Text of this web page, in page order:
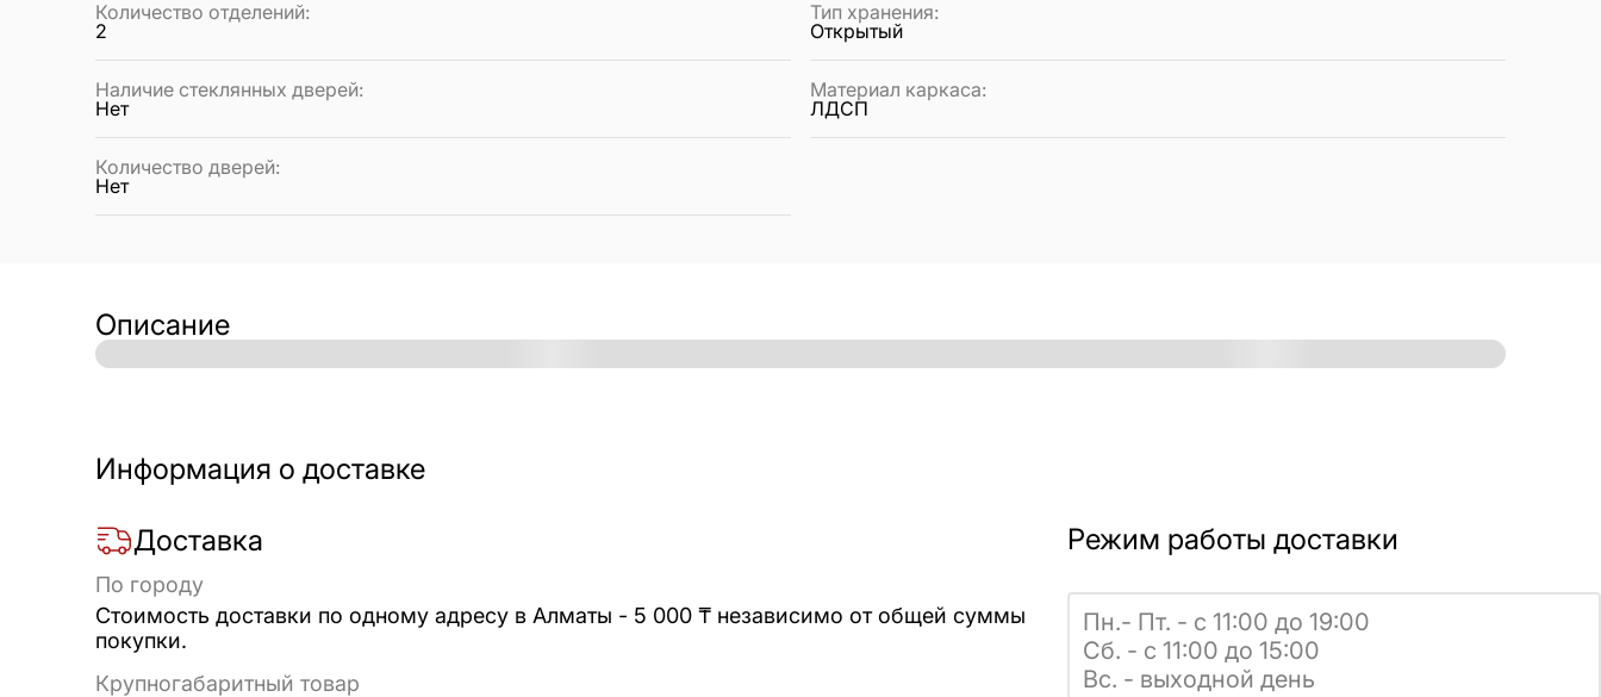
Количество отделений:
2
Тип хранения:
Открытый
Наличие стеклянных дверей:
Нет
Материал каркаса:
ЛДСП
Количество дверей:
Нет
Описание
Информация о доставке
Доставка
По городу
Стоимость доставки по одному адресу в Алматы - 5 000 ₸ независимо от общей суммы
покупки.
Крупногабаритный товар
Режим работы доставки
Пн.- Пт. - с 11:00 до 19:00
Сб. - с 11:00 до 15:00
Вс. - выходной день